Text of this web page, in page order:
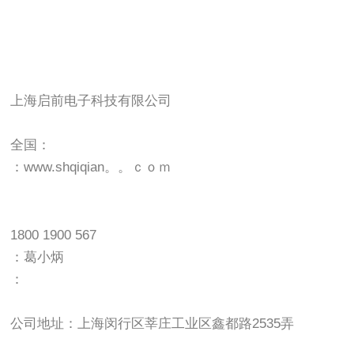
上海启前电子科技有限公司
全国：
：www.shqiqian。。ｃｏｍ
1800 1900 567
：葛小炳
：
公司地址：上海闵行区莘庄工业区鑫都路2535弄